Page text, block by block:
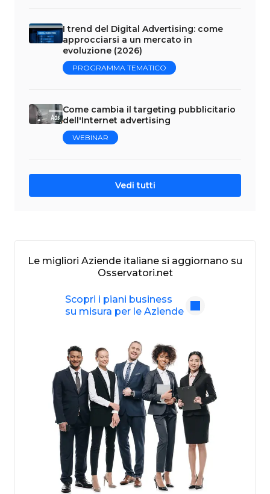
I trend del Digital Advertising: come
approcciarsi a un mercato in
evoluzione (2026)
PROGRAMMA TEMATICO
Come cambia il targeting pubblicitario
dell'Internet advertising
WEBINAR
Vedi tutti
Le migliori Aziende italiane si aggiornano su
Osservatori.net
Scopri i piani business
su misura per le Aziende